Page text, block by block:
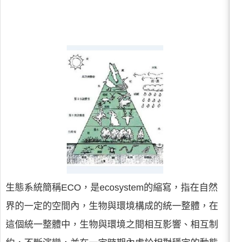
生態系統簡稱ECO，是ecosystem的縮寫，指在自然
界的一定的空間內，生物與環境構成的統一整體，在
這個統一整體中，生物與環境之間相互影響、相互制